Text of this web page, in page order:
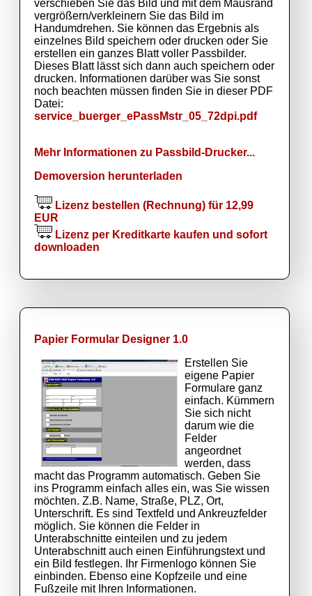
verschieben Sie das Bild und mit dem Mausrand
vergrößern/verkleinern Sie das Bild im
Handumdrehen. Sie können das Ergebnis als
einzelnes Bild speichern oder drucken oder Sie
erstellen ein ganzes Blatt voller Passbilder.
Dieses Blatt lässt sich dann auch speichern oder
drucken. Informationen darüber was Sie sonst
noch beachten müssen finden Sie in dieser PDF
Datei:
service_buerger_ePassMstr_05_72dpi.pdf
Mehr Informationen zu Passbild-Drucker...
Demoversion herunterladen
Lizenz bestellen (Rechnung) für 12,99
EUR
Lizenz per Kreditkarte kaufen und sofort
downloaden
Papier Formular Designer 1.0
Erstellen Sie
eigene Papier
Formulare ganz
einfach. Kümmern
Sie sich nicht
darum wie die
Felder
angeordnet
werden, dass
macht das Programm automatisch. Geben Sie
ins Programm einfach alles ein, was Sie wissen
möchten. Z.B. Name, Straße, PLZ, Ort,
Unterschrift. Es sind Textfeld und Ankreuzfelder
möglich. Sie können die Felder in
Unterabschnitte einteilen und zu jedem
Unterabschnitt auch einen Einführungstext und
ein Bild festlegen. Ihr Firmenlogo können Sie
einbinden. Ebenso eine Kopfzeile und eine
Fußzeile mit Ihren Informationen.